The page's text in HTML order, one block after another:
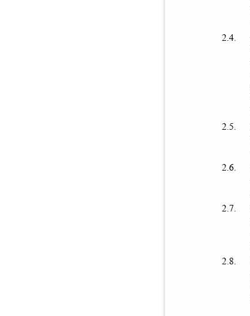
2.4.
2.5.
2.6.
2.7.
2.8.